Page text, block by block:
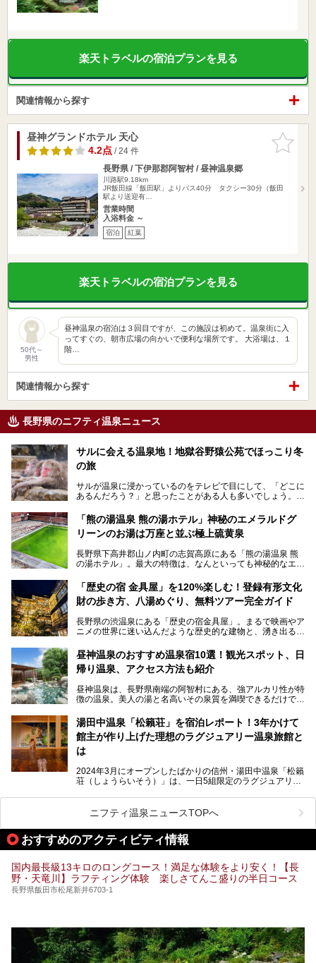
楽天トラベルの宿泊プランを見る
関連情報から探す
お気に入
りに追加
昼神グランドホテル 天心
4.2点/ 24 件
長野県 / 下伊那郡阿智村 / 昼神温泉郷
川路駅9.18km
JR飯田線「飯田駅」よりバス40分 タクシー30分（飯田
駅より送迎有…
営業時間
入浴料金 ～
宿泊 紅葉
楽天トラベルの宿泊プランを見る
50代～
男性
昼神温泉の宿泊は３回目ですが、この施設は初めて。温泉街に入
ってすぐの、朝市広場の向かいで便利な場所です。 大浴場は、１
階…
関連情報から探す
長野県のニフティ温泉ニュース
サルに会える温泉地！地獄谷野猿公苑でほっこり冬
の旅
サルが温泉に浸かっているのをテレビで目にして、「どこに
あるんだろう？」と思ったことがある人も多いでしょう。
この微笑ましい光景は、長野県にある「地獄谷野猿公苑」で
見られるもので、野生のサルが雪景色の中で温泉に浸かる姿
を間近で観察できます。
本記事では、地獄谷野猿公苑の魅力や見どころ、サルと温泉
との関係性、地獄谷周辺の観光スポットについて紹介しま
ので、野生のサルを観察する貴重な自然体験と温泉をあわせ
て楽しみたい人は、ぜひ参考にしてください。
「熊の湯温泉 熊の湯ホテル」神秘のエメラルドグ
リーンのお湯は万座と並ぶ極上硫黄泉
長野県下高井郡山ノ内町の志賀高原にある「熊の湯温泉 熊
の湯ホテル」。最大の特徴は、なんといっても神秘的なエメ
リピートするファンも多い温泉です。冬はスキーと一緒に楽
しみたい極上の温泉を紹介します。
「歴史の宿 金具屋」を120%楽しむ！登録有形文化
財の歩き方、八湯めぐり、無料ツアー完全ガイド
長野県の渋温泉にある「歴史の宿金具屋」。まるで映画やア
ニメの世界に迷い込んだような歴史的な建物と、湧き出る温
を隅々まで楽しみたいですよね。この記事では、金具屋での
滞在を最高の思い出にするための「楽しみ方」を徹底的にご
紹介します！
昼神温泉のおすすめ温泉宿10選！観光スポット、日
帰り温泉、アクセス方法も紹介
昼神温泉は、長野県南端の阿智村にある、強アルカリ性が特
徴の温泉。美人の湯と名高いその泉質を満喫できるだけでな
昼神温泉では、朝市などの観光スポットや、信州名物のおや
きを楽しめるグルメスポットなど、観光を楽しむにはぴった
りの場所が豊富にあります。
この記事では、昼神温泉での滞在を充実させる宿泊施設や日
帰り温泉、見どころ満載の観光・グルメスポットに加え、ア
クセス方法も順に紹介します。
湯田中温泉「松籟荘」を宿泊レポート！3年かけて
館主が作り上げた理想のラグジュアリー温泉旅館と
は
2024年3月にオープンしたばかりの信州・湯田中温泉「松籟
荘（しょうらいそう）」は、一日5組限定のラグジュアリー
ライベートに楽しめる非日常感が味わえます。また宿泊者は
道向かいの「よろづや」の大浴場「桃山風呂」や共同浴場の
「湯田中大湯」も利用ができます。
極上のお湯に浸り上質なお料理に舌鼓、特別な日に泊まりた
い湯田中温泉「松籟荘」を、実際に宿泊した目線で紹介しま
ニフティ温泉ニュースTOPへ
おすすめのアクティビティ情報
国内最長級13キロのロングコース！満足な体験をより安く！【長
野・天竜川】ラフティング体験 楽しさてんこ盛りの半日コース
長野県飯田市松尾新井6703-1